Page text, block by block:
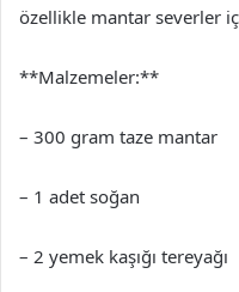
özellikle mantar severler
**Malzemeler:**
– 300 gram taze mantar
– 1 adet soğan
– 2 yemek kaşığı tereyağı